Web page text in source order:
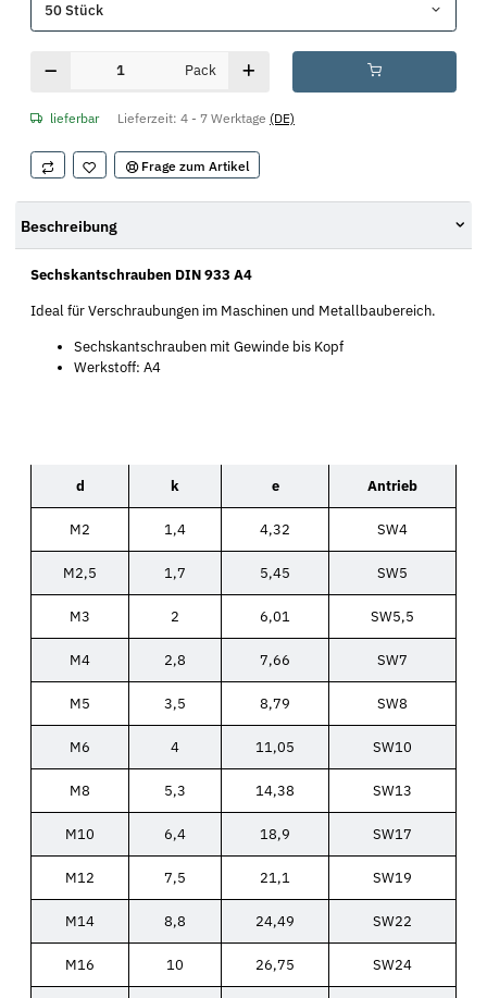
50 Stück
Pack
lieferbar Lieferzeit: 4 - 7 Werktage (DE)
Frage zum Artikel
Beschreibung
Sechskantschrauben DIN 933 A4
Ideal für Verschraubungen im Maschinen und Metallbaubereich.
Sechskantschrauben mit Gewinde bis Kopf
Werkstoff: A4
d k e Antrieb
M2 1,4 4,32 SW4
M2,5 1,7 5,45 SW5
M3 2 6,01 SW5,5
M4 2,8 7,66 SW7
M5 3,5 8,79 SW8
M6 4 11,05 SW10
M8 5,3 14,38 SW13
M10 6,4 18,9 SW17
M12 7,5 21,1 SW19
M14 8,8 24,49 SW22
M16 10 26,75 SW24